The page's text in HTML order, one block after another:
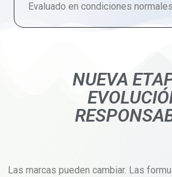
Evaluado en condiciones
NUEVA
Las marcas pueden cambiar. Las